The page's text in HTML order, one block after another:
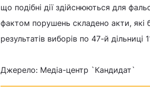
що подібні дії здійснюються для
фактом порушень складено акти, які
результатів виборів по 47-й
Джерело: Медіа-центр `Кандидат`